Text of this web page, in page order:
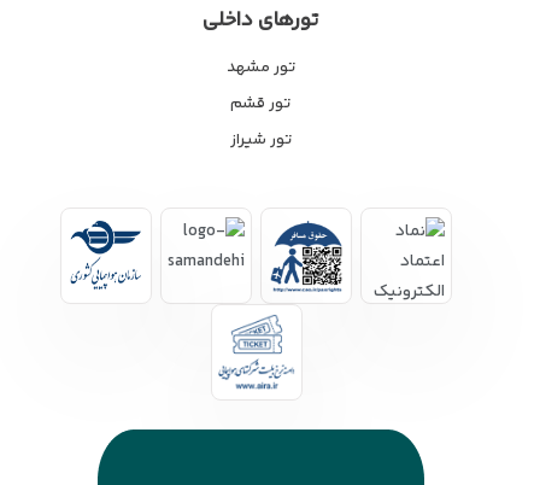
تورهای داخلی
تور مشهد
تور قشم
تور شیراز